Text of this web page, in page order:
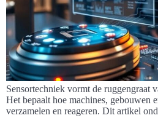
Sensortechniek vormt de ruggengraat
Het bepaalt hoe machines, gebouwen
verzamelen en reageren. Dit artikel